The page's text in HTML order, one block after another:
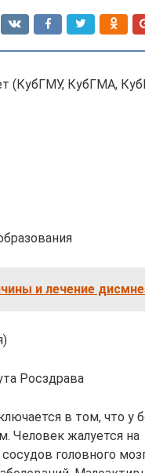
(КубГМУ, КубГМА,
и лечение
Росздрава
в том, что у
Человек жалуется на
головного